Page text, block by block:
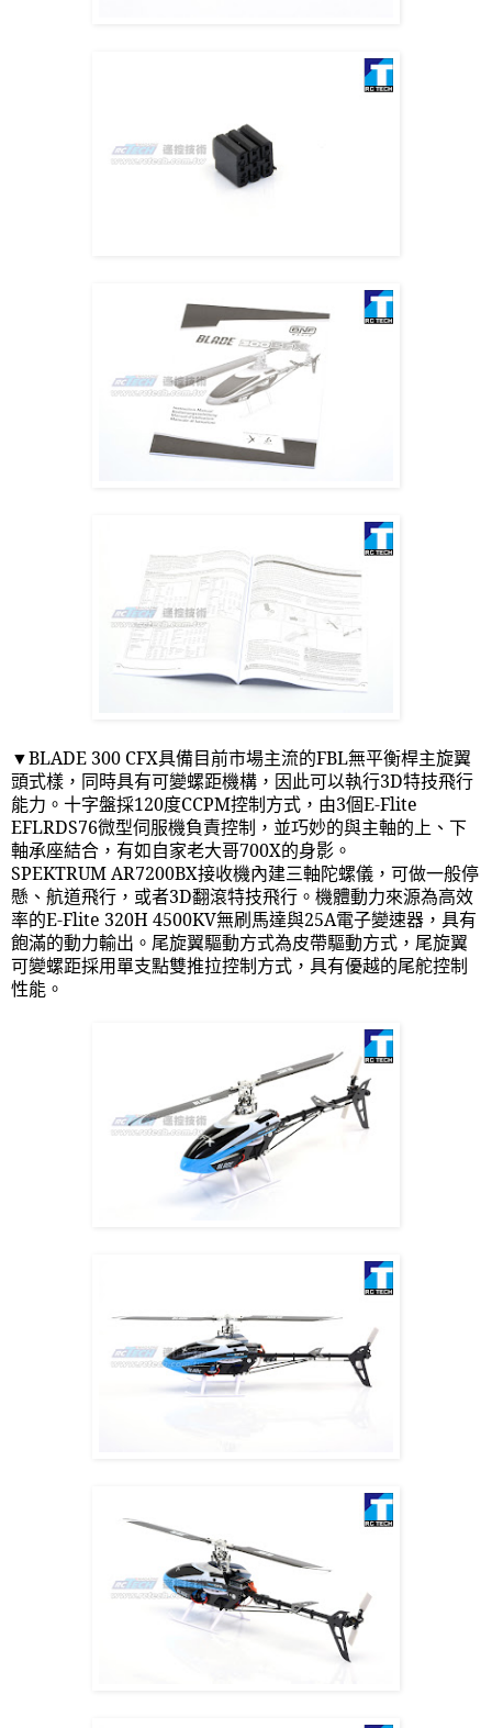
▼BLADE 300 CFX具備目前市場主流的FBL無平衡桿主旋翼
頭式樣，同時具有可變螺距機構，因此可以執行3D特技飛行
能力。十字盤採120度CCPM控制方式，由3個E-Flite
EFLRDS76微型伺服機負責控制，並巧妙的與主軸的上、下
軸承座結合，有如自家老大哥700X的身影。
SPEKTRUM AR7200BX接收機內建三軸陀螺儀，可做一般停
懸、航道飛行，或者3D翻滾特技飛行。機體動力來源為高效
率的E-Flite 320H 4500KV無刷馬達與25A電子變速器，具有
飽滿的動力輸出。尾旋翼驅動方式為皮帶驅動方式，尾旋翼
可變螺距採用單支點雙推拉控制方式，具有優越的尾舵控制
性能。